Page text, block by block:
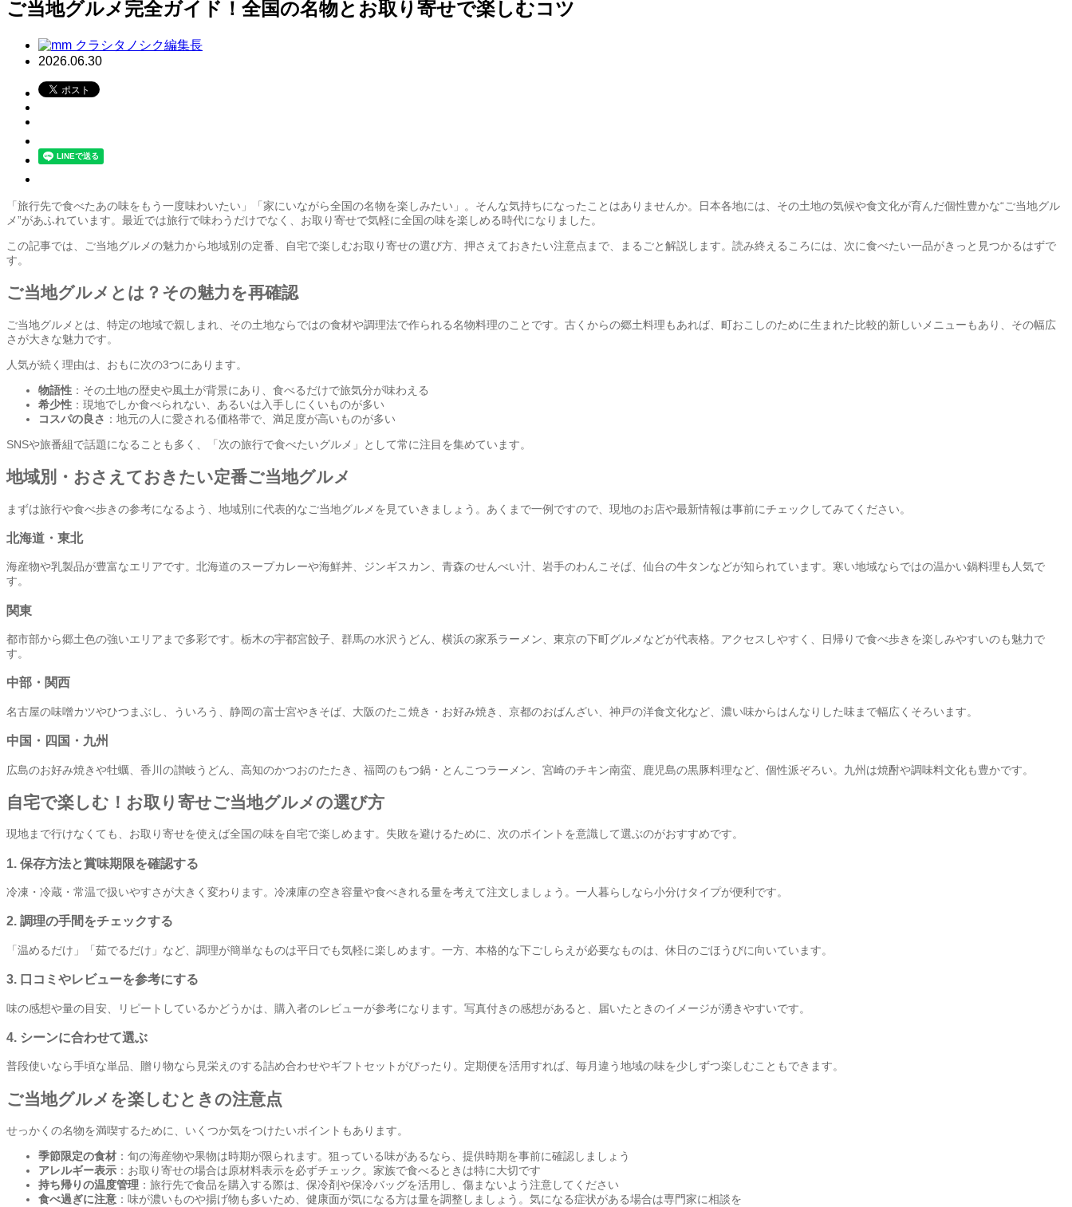
ご当地グルメ完全ガイド！全国の名物とお取り寄せで楽しむコツ
クラシタノシク編集長
2026.06.30
「旅行先で食べたあの味をもう一度味わいたい」「家にいながら全国の名物を楽しみたい」。そんな気持ちになったことはありませんか。日本各地には、その土地の気候や食文化が育んだ個性豊かな“ご当地グル
メ”があふれています。最近では旅行で味わうだけでなく、お取り寄せで気軽に全国の味を楽しめる時代になりました。
この記事では、ご当地グルメの魅力から地域別の定番、自宅で楽しむお取り寄せの選び方、押さえておきたい注意点まで、まるごと解説します。読み終えるころには、次に食べたい一品がきっと見つかるはずで
す。
ご当地グルメとは？その魅力を再確認
ご当地グルメとは、特定の地域で親しまれ、その土地ならではの食材や調理法で作られる名物料理のことです。古くからの郷土料理もあれば、町おこしのために生まれた比較的新しいメニューもあり、その幅広
さが大きな魅力です。
人気が続く理由は、おもに次の3つにあります。
物語性 ：その土地の歴史や風土が背景にあり、食べるだけで旅気分が味わえる
希少性 ：現地でしか食べられない、あるいは入手しにくいものが多い
コスパの良さ ：地元の人に愛される価格帯で、満足度が高いものが多い
SNSや旅番組で話題になることも多く、「次の旅行で食べたいグルメ」として常に注目を集めています。
地域別・おさえておきたい定番ご当地グルメ
まずは旅行や食べ歩きの参考になるよう、地域別に代表的なご当地グルメを見ていきましょう。あくまで一例ですので、現地のお店や最新情報は事前にチェックしてみてください。
北海道・東北
海産物や乳製品が豊富なエリアです。北海道のスープカレーや海鮮丼、ジンギスカン、青森のせんべい汁、岩手のわんこそば、仙台の牛タンなどが知られています。寒い地域ならではの温かい鍋料理も人気で
す。
関東
都市部から郷土色の強いエリアまで多彩です。栃木の宇都宮餃子、群馬の水沢うどん、横浜の家系ラーメン、東京の下町グルメなどが代表格。アクセスしやすく、日帰りで食べ歩きを楽しみやすいのも魅力で
す。
中部・関西
名古屋の味噌カツやひつまぶし、ういろう、静岡の富士宮やきそば、大阪のたこ焼き・お好み焼き、京都のおばんざい、神戸の洋食文化など、濃い味からはんなりした味まで幅広くそろいます。
中国・四国・九州
広島のお好み焼きや牡蠣、香川の讃岐うどん、高知のかつおのたたき、福岡のもつ鍋・とんこつラーメン、宮崎のチキン南蛮、鹿児島の黒豚料理など、個性派ぞろい。九州は焼酎や調味料文化も豊かです。
自宅で楽しむ！お取り寄せご当地グルメの選び方
現地まで行けなくても、お取り寄せを使えば全国の味を自宅で楽しめます。失敗を避けるために、次のポイントを意識して選ぶのがおすすめです。
1. 保存方法と賞味期限を確認する
冷凍・冷蔵・常温で扱いやすさが大きく変わります。冷凍庫の空き容量や食べきれる量を考えて注文しましょう。一人暮らしなら小分けタイプが便利です。
2. 調理の手間をチェックする
「温めるだけ」「茹でるだけ」など、調理が簡単なものは平日でも気軽に楽しめます。一方、本格的な下ごしらえが必要なものは、休日のごほうびに向いています。
3. 口コミやレビューを参考にする
味の感想や量の目安、リピートしているかどうかは、購入者のレビューが参考になります。写真付きの感想があると、届いたときのイメージが湧きやすいです。
4. シーンに合わせて選ぶ
普段使いなら手頃な単品、贈り物なら見栄えのする詰め合わせやギフトセットがぴったり。定期便を活用すれば、毎月違う地域の味を少しずつ楽しむこともできます。
ご当地グルメを楽しむときの注意点
せっかくの名物を満喫するために、いくつか気をつけたいポイントもあります。
季節限定の食材 ：旬の海産物や果物は時期が限られます。狙っている味があるなら、提供時期を事前に確認しましょう
アレルギー表示 ：お取り寄せの場合は原材料表示を必ずチェック。家族で食べるときは特に大切です
持ち帰りの温度管理 ：旅行先で食品を購入する際は、保冷剤や保冷バッグを活用し、傷まないよう注意してください
食べ過ぎに注意 ：味が濃いものや揚げ物も多いため、健康面が気になる方は量を調整しましょう。気になる症状がある場合は専門家に相談を